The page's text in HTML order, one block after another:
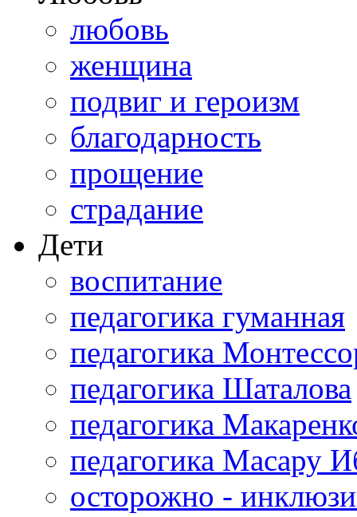
любовь
женщина
подвиг и героизм
благодарность
прощение
страдание
Дети
воспитание
педагогика гуманная
педагогика
педагогика Шаталова
педагогика
педагогика Масару
осторожно -